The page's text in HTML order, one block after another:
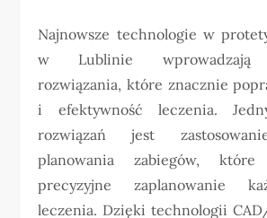
Najnowsze technologie w
w Lublinie wprowadzają
rozwiązania, które znacznie
i efektywność leczenia.
rozwiązań jest
planowania zabiegów,
precyzyjne zaplanowanie
leczenia. Dzięki technologii